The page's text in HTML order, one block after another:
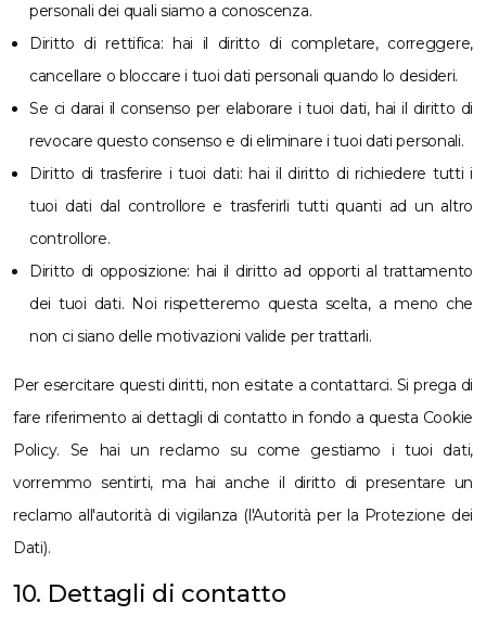
personali dei quali siamo a conoscenza.
Diritto di rettifica: hai il diritto di completare, correggere,
cancellare o bloccare i tuoi dati personali quando lo desideri.
Se ci darai il consenso per elaborare i tuoi dati, hai il diritto di
revocare questo consenso e di eliminare i tuoi dati personali.
Diritto di trasferire i tuoi dati: hai il diritto di richiedere tutti i
tuoi dati dal controllore e trasferirli tutti quanti ad un altro
controllore.
Diritto di opposizione: hai il diritto ad opporti al trattamento
dei tuoi dati. Noi rispetteremo questa scelta, a meno che
non ci siano delle motivazioni valide per trattarli.
Per esercitare questi diritti, non esitate a contattarci. Si prega di
fare riferimento ai dettagli di contatto in fondo a questa Cookie
Policy. Se hai un reclamo su come gestiamo i tuoi dati,
vorremmo sentirti, ma hai anche il diritto di presentare un
reclamo all'autorità di vigilanza (l'Autorità per la Protezione dei
Dati).
10. Dettagli di contatto